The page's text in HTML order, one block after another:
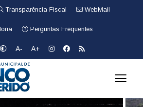
Transparência Fiscal WebMail
Perguntas Frequentes
A- A+